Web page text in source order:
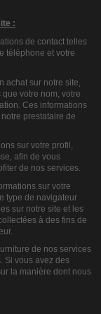
:
de contact telles
téléphone et votre
achat sur notre site,
votre nom, votre
Ces informations
prestataire de
sur votre profil,
afin de vous
de nos services.
sur votre
type de navigateur
sur notre site et les
à des fins de
de nos services
Si vous avez des
la manière dont nous